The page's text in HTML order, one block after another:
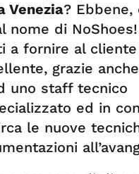
Venezia? Ebbene,
nome di
a fornire al
grazie
uno staff tecnico
ed in
le nuove